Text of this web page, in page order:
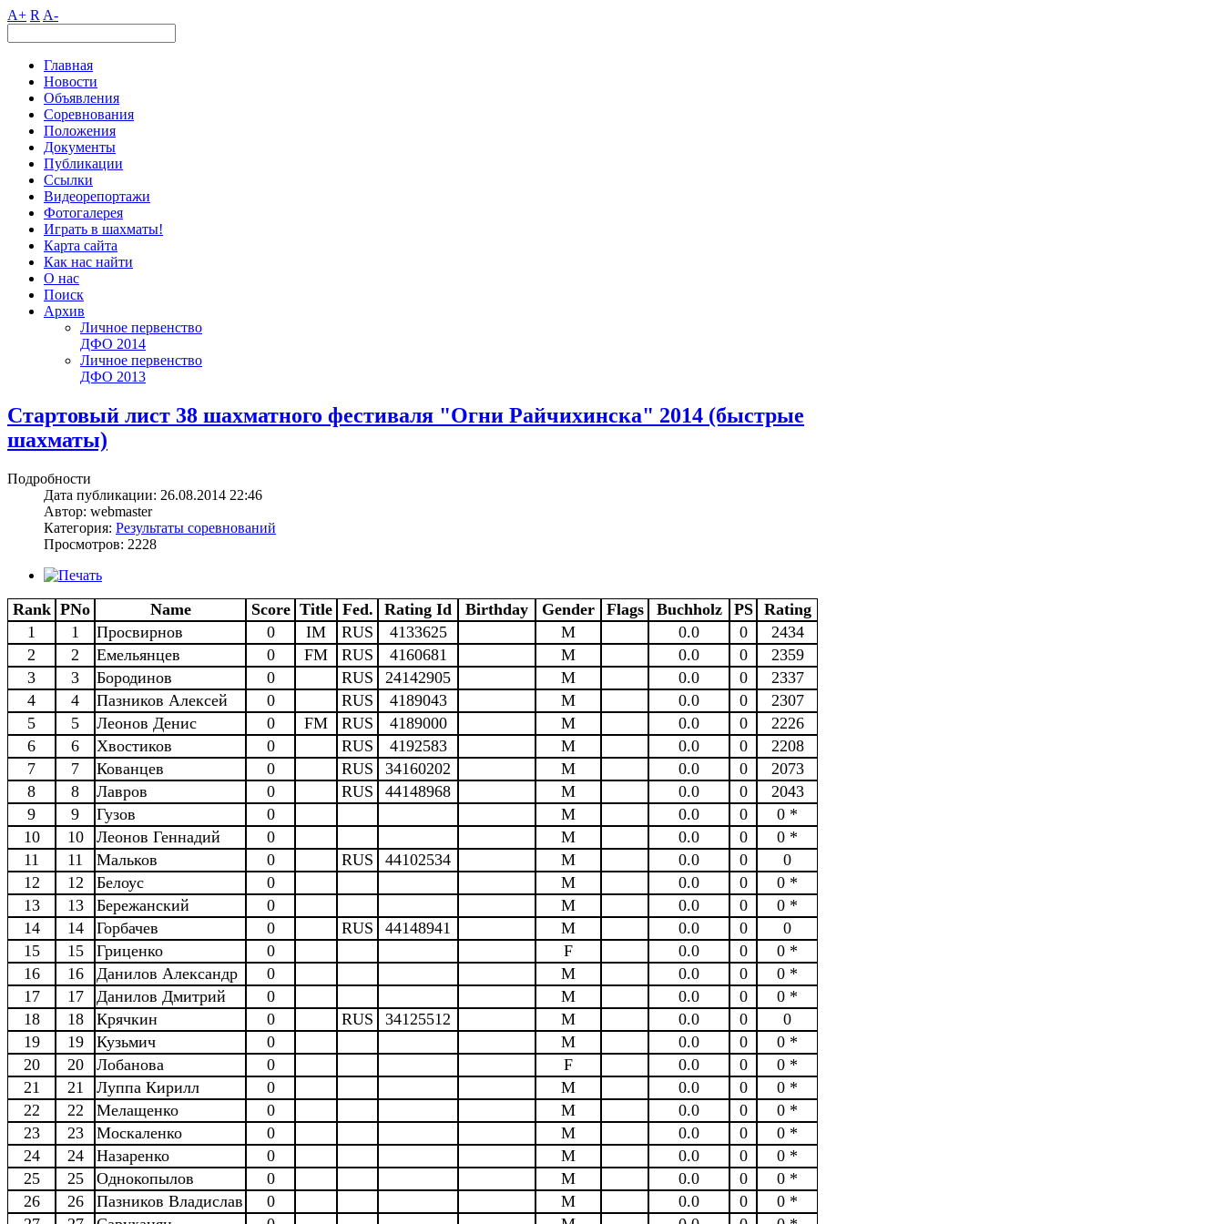
A+ R A-
Главная
Новости
Объявления
Соревнования
Положения
Документы
Публикации
Ссылки
Видеорепортажи
Фотогалерея
Играть в шахматы!
Карта сайта
Как нас найти
О нас
Поиск
Архив
Личное первенство
ДФО 2014
Личное первенство
ДФО 2013
Стартовый лист 38 шахматного фестиваля "Огни Райчихинска" 2014 (быстрые
шахматы)
Подробности
Дата публикации: 26.08.2014 22:46
Автор: webmaster
Категория: Результаты соревнований
Просмотров: 2228
Rank PNo Name Score Title Fed. Rating Id Birthday Gender Flags Buchholz PS
Rating
1
1 Просвирнов 0 IM RUS 4133625 M 0.0 0
2434
2
2 Емельянцев 0 FM RUS 4160681 M 0.0 0
2359
3
3 Бородинов 0 RUS 24142905 M 0.0 0
2337
4
4 Пазников Алексей 0 RUS 4189043 M 0.0 0
2307
5
5 Леонов Денис 0 FM RUS 4189000 M 0.0 0
2226
6
6 Хвостиков 0 RUS 4192583 M 0.0 0
2208
7
7 Кованцев 0 RUS 34160202 M 0.0 0
2073
8
8 Лавров 0 RUS 44148968 M 0.0 0
2043
9
9 Гузов 0 M 0.0 0
0 *
10
10 Леонов Геннадий 0 M 0.0 0
0 *
11
11 Мальков 0 RUS 44102534 M 0.0 0
0
12
12 Белоус 0 M 0.0 0
0 *
13
13 Бережанский 0 M 0.0 0
0 *
14
14 Горбачев 0 RUS 44148941 M 0.0 0
0
15
15 Гриценко 0 F 0.0 0
0 *
16
16 Данилов Александр 0 M 0.0 0
0 *
17
17 Данилов Дмитрий 0 M 0.0 0
0 *
18
18 Крячкин 0 RUS 34125512 M 0.0 0
0
19
19 Кузьмич 0 M 0.0 0
0 *
20
20 Лобанова 0 F 0.0 0
0 *
21
21 Луппа Кирилл 0 M 0.0 0
0 *
22
22 Мелащенко 0 M 0.0 0
0 *
23
23 Москаленко 0 M 0.0 0
0 *
24
24 Назаренко 0 M 0.0 0
0 *
25
25 Однокопылов 0 M 0.0 0
0 *
26
26 Пазников Владислав 0 M 0.0 0
0 *